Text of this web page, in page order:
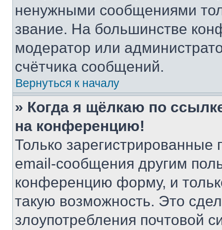
ненужными сообщениями
звание. На большинстве
модератор или
счётчика сообщений.
Вернуться к началу
» Когда я щёлкаю по
на конференцию!
Только зарегистрированные
email-сообщения другим
конференцию форму, и
такую возможность. Это
злоупотребления почтовой